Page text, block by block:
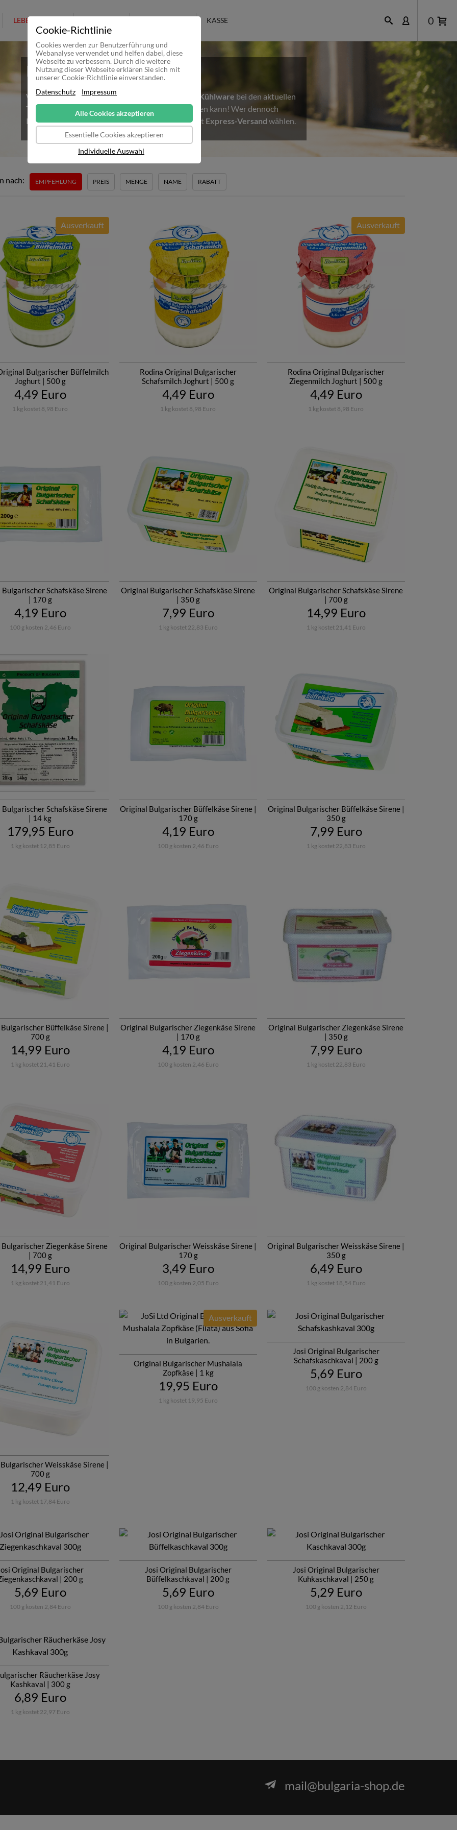
Cookie-Richtlinie
Cookies werden zur Benutzerführung und
Webanalyse verwendet und helfen dabei, diese
Webseite zu verbessern. Durch die weitere
Nutzung dieser Webseite erklären Sie sich mit
unserer Cookie-Richtlinie einverstanden.
Datenschutz
Impressum
Alle Cookies akzeptieren
Essentielle Cookies akzeptieren
Individuelle Auswahl
0
LEBENSMITTEL KASSE
Hitzewelle in Deutschland
Wir möchten alle Kunden darauf Hinweisen, dass Kühlwarebei den aktuellen
Temperaturen nicht mehr sicher ausgeliefert werden kann! Wer dennoch
Kühlware bestellen möchte, sollte daher unbedingt Express-Versand wählen.
nach: EMPFEHLUNG PREIS MENGE NAME RABATT
Bulgarischer Büffelmilch
Joghurt | 500 g
Ausverkauft
4,49 Euro
1 kg kostet 8,98 Euro
Rodina Original Bulgarischer
Schafsmilch Joghurt | 500 g
4,49 Euro
1 kg kostet 8,98 Euro
Rodina Original Bulgarischer
Ziegenmilch Joghurt | 500 g
Ausverkauft
4,49 Euro
1 kg kostet 8,98 Euro
Schafskäse Sirene
| 170 g
4,19 Euro
100 g kosten 2,46 Euro
Original Bulgarischer Schafskäse Sirene
| 350 g
7,99 Euro
1 kg kostet 22,83 Euro
Original Bulgarischer Schafskäse Sirene
| 700 g
14,99 Euro
1 kg kostet 21,41 Euro
Schafskäse Sirene
| 14 kg
179,95 Euro
1 kg kostet 12,85 Euro
Original Bulgarischer Büffelkäse Sirene |
170 g
4,19 Euro
100 g kosten 2,46 Euro
Original Bulgarischer Büffelkäse Sirene |
350 g
7,99 Euro
1 kg kostet 22,83 Euro
Büffelkäse Sirene |
700 g
14,99 Euro
1 kg kostet 21,41 Euro
Original Bulgarischer Ziegenkäse Sirene
| 170 g
4,19 Euro
100 g kosten 2,46 Euro
Original Bulgarischer Ziegenkäse Sirene
| 350 g
7,99 Euro
1 kg kostet 22,83 Euro
Ziegenkäse Sirene
| 700 g
14,99 Euro
1 kg kostet 21,41 Euro
Original Bulgarischer Weisskäse Sirene |
170 g
3,49 Euro
100 g kosten 2,05 Euro
Original Bulgarischer Weisskäse Sirene |
350 g
6,49 Euro
1 kg kostet 18,54 Euro
Weisskäse Sirene |
700 g
12,49 Euro
1 kg kostet 17,84 Euro
Original Bulgarischer Mushalala
Zopfkäse | 1 kg
Ausverkauft
19,95 Euro
1 kg kostet 19,95 Euro
Josi Original Bulgarischer
Schafskaschkaval | 200 g
5,69 Euro
100 g kosten 2,84 Euro
Original Bulgarischer
| 200 g
5,69 Euro
100 g kosten 2,84 Euro
Josi Original Bulgarischer
Büffelkaschkaval | 200 g
5,69 Euro
100 g kosten 2,84 Euro
Josi Original Bulgarischer
Kuhkaschkaval | 250 g
5,29 Euro
100 g kosten 2,12 Euro
Räucherkäse Josy
Kashkaval | 300 g
6,89 Euro
1 kg kostet 22,97 Euro
mail@bulgaria-shop.de